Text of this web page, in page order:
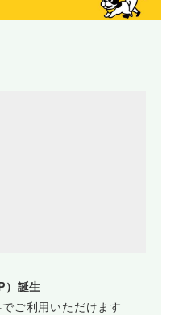
）誕生
ご利用いただけます